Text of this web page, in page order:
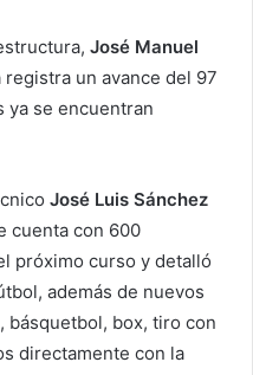
José Manuel
un avance del 97
ya se encuentran
José Luis Sánchez
cuenta con 600
próximo curso y detalló
además de nuevos
básquetbol, box, tiro con
directamente con la